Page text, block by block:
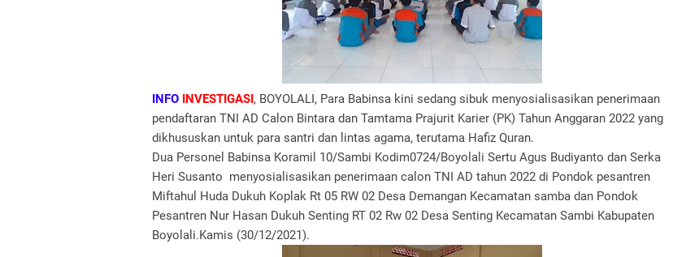
INFO INVESTIGASI, BOYOLALI, Para Babinsa kini sedang sibuk menyosialisasikan penerimaan
pendaftaran TNI AD Calon Bintara dan Tamtama Prajurit Karier (PK) Tahun Anggaran 2022 yang
dikhususkan untuk para santri dan lintas agama, terutama Hafiz Quran.
Dua Personel Babinsa Koramil 10/Sambi Kodim0724/Boyolali Sertu Agus Budiyanto dan Serka
Heri Susanto menyosialisasikan penerimaan calon TNI AD tahun 2022 di Pondok pesantren
Miftahul Huda Dukuh Koplak Rt 05 RW 02 Desa Demangan Kecamatan samba dan Pondok
Pesantren Nur Hasan Dukuh Senting RT 02 Rw 02 Desa Senting Kecamatan Sambi Kabupaten
Boyolali.Kamis (30/12/2021).